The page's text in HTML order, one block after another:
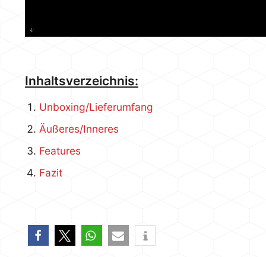
Inhaltsverzeichnis:
Unboxing/Lieferumfang
Äußeres/Inneres
Features
Fazit